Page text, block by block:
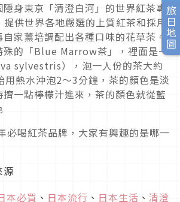
旅日地圖
身東京「清澄白河」的世界紅茶專
供世界各地嚴選的上質紅茶和採用
家薰培調配出各種口味的花草茶。
殊的「Blue Marrow茶」，裡面是一
sylvestris），泡一人份的茶大約
用熱水沖泡2～3分鐘，茶的顏色是淡
一點檸檬汁進來，茶的顏色就從藍
必喝紅茶品牌，大家有興趣的是哪一
源
本必買 、 日本流行 、 日本生活 、 清澄